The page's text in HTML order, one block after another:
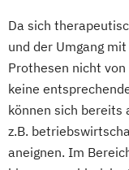
Kultur- und
Aspekten
Da sich
und der Umgang
Prothesen nicht
keine
können sich bereits
z.B.
aneignen. Im